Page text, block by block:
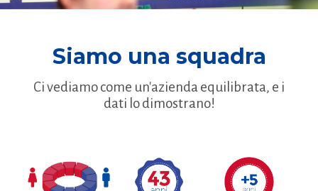
Siamo una squadra
Ci vediamo come un'azienda equilibrata, e i
dati lo dimostrano!